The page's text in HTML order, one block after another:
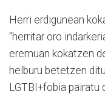
Herri erdigunean
"herritar oro
eremuan kokatzen
helburu betetzen
LGTBI+fobia